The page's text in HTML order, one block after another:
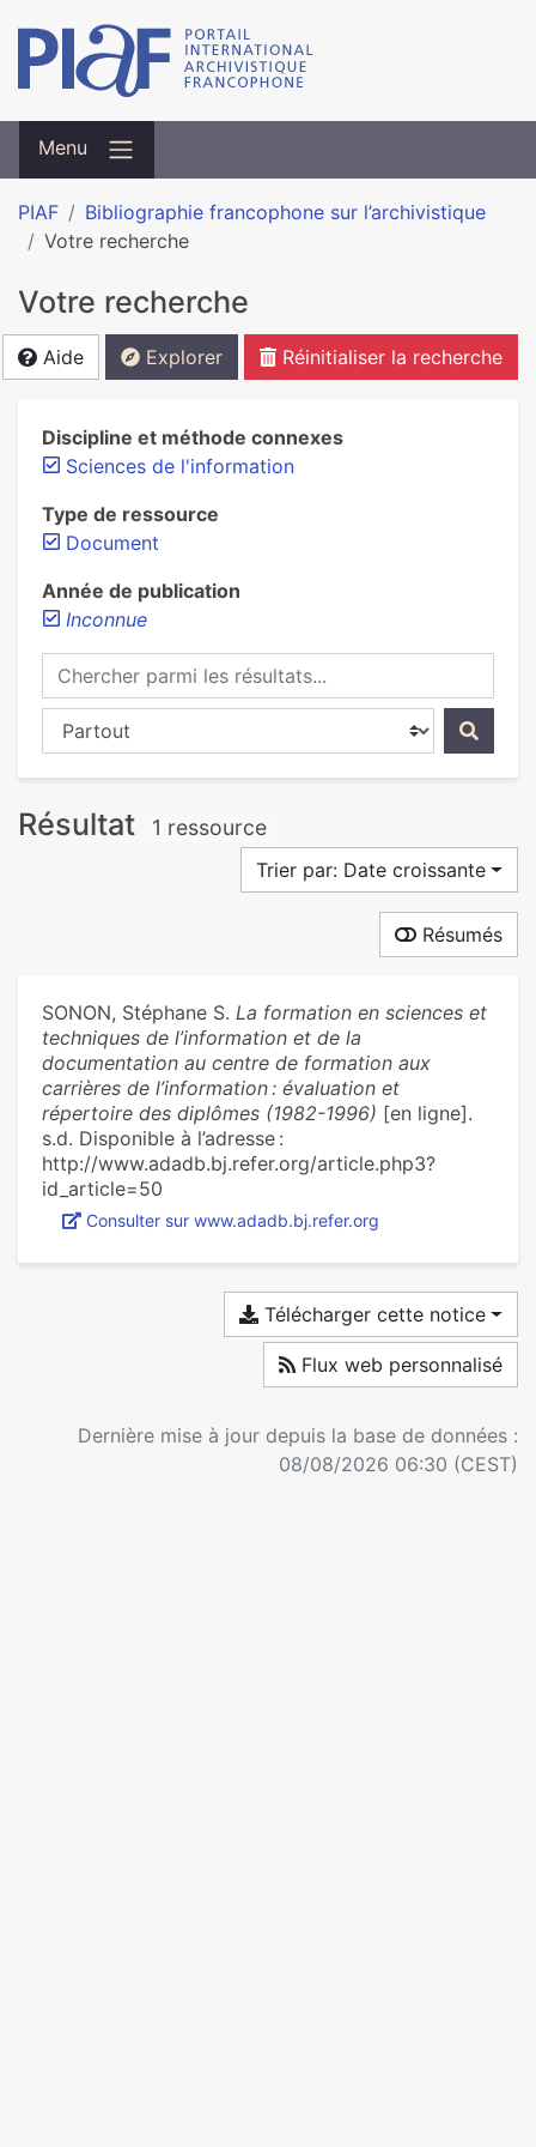
Menu
PIAF
Bibliographie francophone sur l’archivistique
Votre recherche
Votre recherche
Aide Explorer Réinitialiser la recherche
Discipline et méthode connexes
Sciences de l'information
Type de ressource
Document
Année de publication
Inconnue
Chercher parmi les résultats...
Chercher dans...
Résultat 1 ressource
Trier par: Date croissante
Résumés
SONON, Stéphane S. La formation en sciences et
techniques de l’information et de la
documentation au centre de formation aux
carrières de l’information : évaluation et
répertoire des diplômes (1982-1996) [en ligne].
s.d. Disponible à l’adresse :
http://www.adadb.bj.refer.org/article.php3?
id_article=50
Consulter sur www.adadb.bj.refer.org
Télécharger cette notice
Flux web personnalisé
Dernière mise à jour depuis la base de données :
08/08/2026 06:30 (CEST)